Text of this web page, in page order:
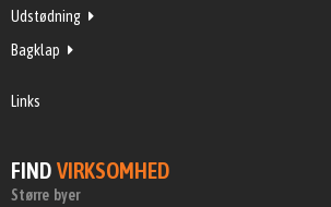
Udstødning
Bagklap
Links
FIND VIRKSOMHED
Større byer